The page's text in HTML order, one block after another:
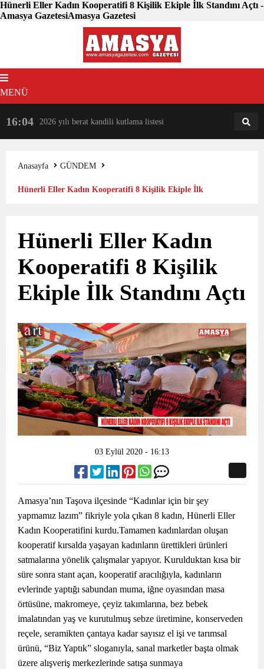
Hünerli Eller Kadın Kooperatifi 8 Kişilik Ekiple İlk Standını Açtı -
Amasya GazetesiAmasya Gazetesi
MENÜ
16:04 2026 yılı berat kandili kutlama listesi 18:31
Anasayfa
GÜNDEM
Hünerli Eller Kadın Kooperatifi 8 Kişilik Ekiple İlk
Hünerli Eller Kadın
Kooperatifi 8 Kişilik
Ekiple İlk Standını Açtı
03 Eylül 2020 - 16:13
Amasya’nın Taşova ilçesinde “Kadınlar için bir şey
yapmamız lazım” fikriyle yola çıkan 8 kadın, Hünerli Eller
Kadın Kooperatifini kurdu.Tamamen kadınlardan oluşan
kooperatif kırsalda yaşayan kadınların ürettikleri ürünleri
satmalarına yönelik çalışmalar yapıyor. Kurulduktan kısa bir
süre sonra stant açan, kooperatif aracılığıyla, kadınların
evlerinde yaptığı sabundan muma, iğne oyasından masa
örtüsüne, makromeye, çeyiz takımlarına, bez bebek
imalatından yaş ve kurutulmuş sebze üretimine, konserveden
reçele, seramikten çantaya kadar sayısız el işi ve tarımsal
ürünü, “Biz Yaptık” sloganıyla, sanal marketler başta olmak
üzere alışveriş merkezlerinde satışa sunmaya